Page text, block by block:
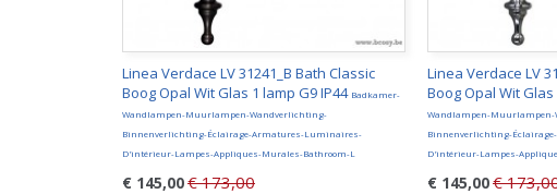
Linea Verdace LV 31241_B Bath Classic
Boog Opal Wit Glas 1 lamp G9 IP44 Badkamer-
Wandlampen-Muurlampen-Wandverlichting-
Binnenverlichting-Éclairage-Armatures-Luminaires-
D'intérieur-Lampes-Appliques-Murales-Bathroom-L
€ 145,00€ 173,00
Linea Verdace LV
Boog Opal Wit
Wandlampen-
Binnenverlichting-
D'intérieur-Lampes-
€ 145,00€